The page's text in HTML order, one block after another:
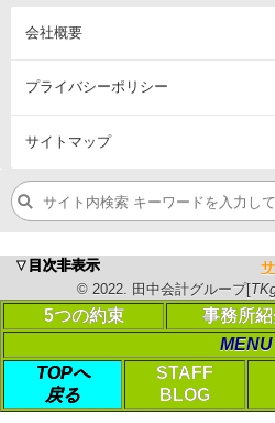
▼目次非表示
© 2022. 田中会計グループ[
5つの約束 事務所
MENU
TOPへ
戻る
STAFF
BLOG
会社概要
プライバシーポリシー
サイトマップ
浜松市の税理士・公認会計士、
営業エリア：浜松市中央区・浜松
©2023. 田中会計グループ[TKg]
PC表示に切
Login